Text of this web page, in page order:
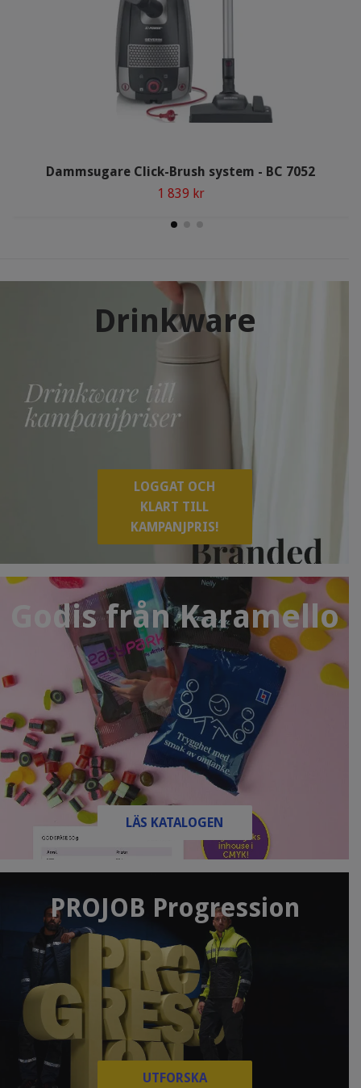
Drinkware
LOGGAT OCH
KLART TILL
KAMPANJPRIS!
Godis från Karamello
LÄS KATALOGEN
PROJOB Progression
UTFORSKA
Dammsugare Click-Brush system - BC 7052
1 839 kr